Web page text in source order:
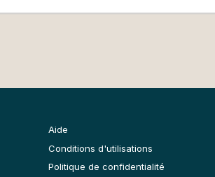
Aide
Conditions d'utilisations
Politique de confidentialité